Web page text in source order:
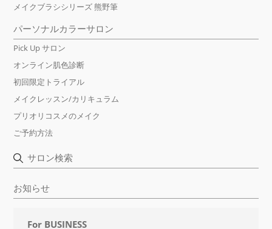
メイクブラシシリーズ 熊野筆
パーソナルカラーサロン
Pick Up サロン
オンライン肌色診断
初回限定トライアル
メイクレッスン/カリキュラム
プリオリコスメのメイク
ご予約方法
サロン検索
お知らせ
For BUSINESS